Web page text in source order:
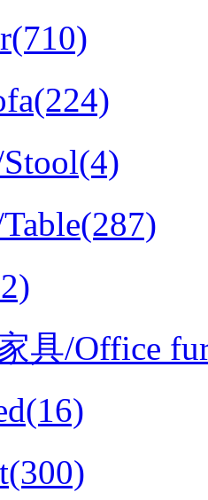
具/Office